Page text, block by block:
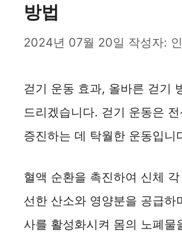
방법
2024년 07월 20일 작성자:
걷기 운동 효과, 올바른 걷기
드리겠습니다. 걷기 운동은
증진하는 데 탁월한 운동입니
혈액 순환을 촉진하여 신체
선한 산소와 영양분을 공급하
사를 활성화시켜 몸의 노폐물